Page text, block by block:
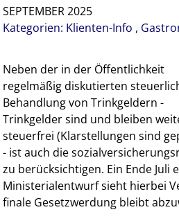
SEPTEMBER 2025
Kategorien: Klienten-Info ,
Neben der in der Öffentlichkeit
regelmäßig diskutierten
Behandlung von Trinkgeldern -
Trinkgelder sind und bleiben
steuerfrei (Klarstellungen sind
- ist auch die
zu berücksichtigen. Ein Ende Juli
Ministerialentwurf sieht hierbei
finale Gesetzwerdung bleibt